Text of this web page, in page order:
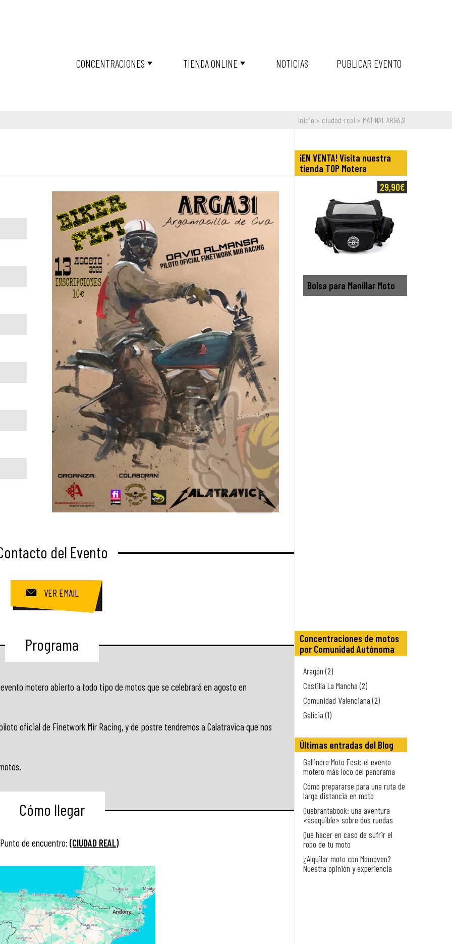
CONCENTRACIONES TIENDA ONLINE NOTICIAS PUBLICAR EVENTO
Inicio ciudad-real MATINAL ARGA31
del Evento
VER EMAIL
Programa
motero abierto a todo tipo de motos que se celebrará en agosto en
oficial de Finetwork Mir Racing, y de postre tendremos a Calatravica que nos
Cómo llegar
Punto de encuentro:(CIUDAD REAL)
¡EN VENTA! Visita nuestra
tienda TOP Motera
Bolsa para Manillar Moto
29,90€
Concentraciones de motos
por Comunidad Autónoma
Aragón (2)
Castilla La Mancha (2)
Comunidad Valenciana (2)
Galicia (1)
Últimas entradas del Blog
Gallinero Moto Fest: el evento
motero más loco del panorama
Cómo prepararse para una ruta de
larga distancia en moto
Quebrantabook: una aventura
«asequible» sobre dos ruedas
Qué hacer en caso de sufrir el
robo de tu moto
¿Alquilar moto con Momoven?
Nuestra opinión y experiencia